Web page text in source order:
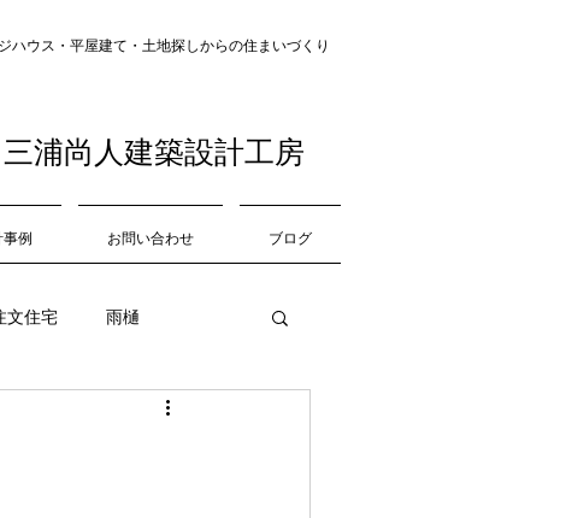
ウス・平屋建て・土地探し​​からの住まいづくり
三浦尚人建築設計工房
例 お問い合わせ ブログ
文住宅 雨樋
道路